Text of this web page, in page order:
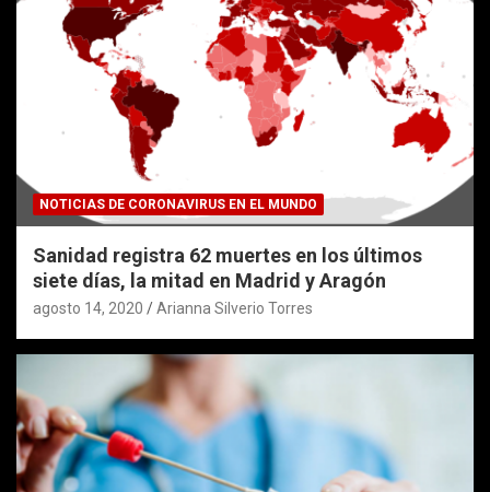
NOTICIAS DE CORONAVIRUS EN EL MUNDO
Sanidad registra 62 muertes en los últimos
siete días, la mitad en Madrid y Aragón
agosto 14, 2020 Arianna Silverio Torres